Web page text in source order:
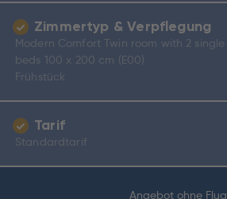
Angebot ohne Flug
Zimmertyp & Verpflegung
Modern Comfort Twin room with 2 single
beds 100 x 200 cm (E00)
Frühstück
Tarif
Standardtarif